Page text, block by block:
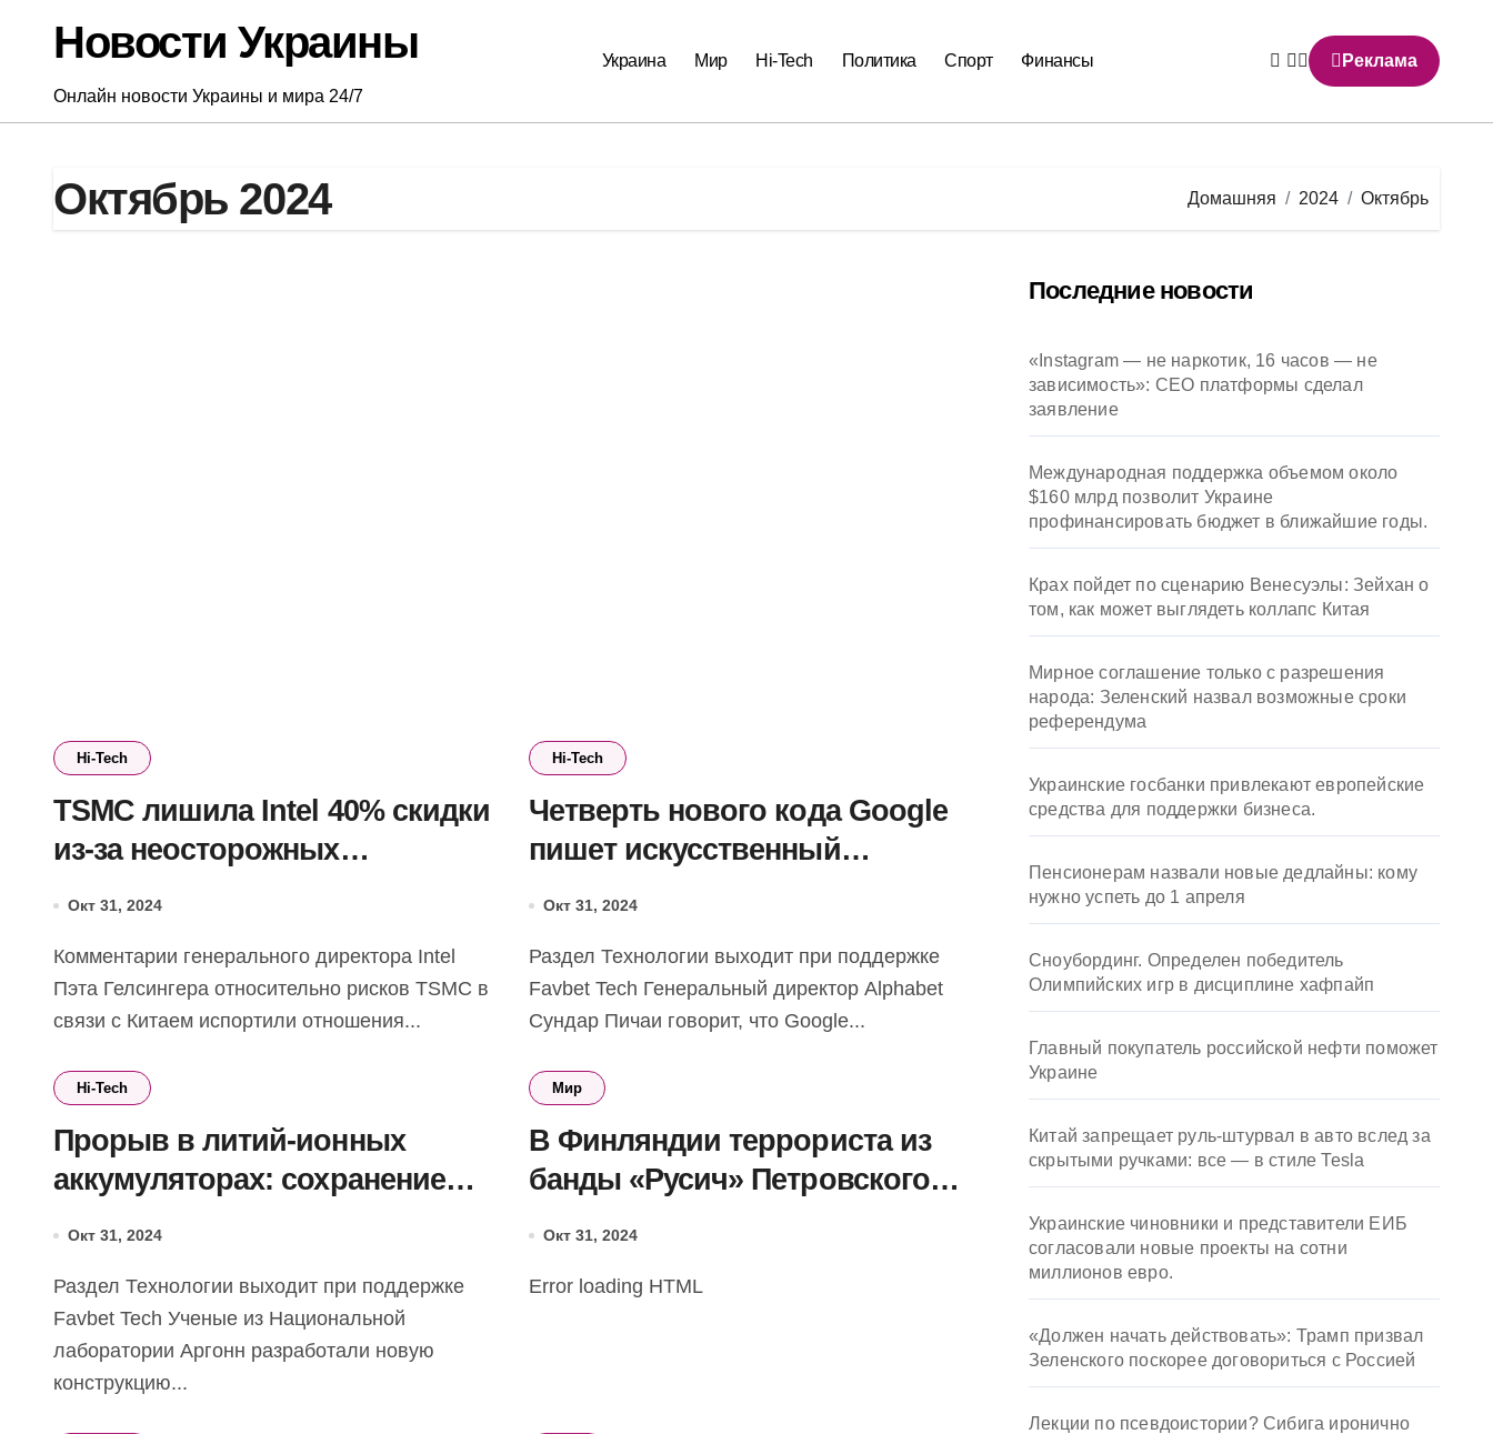
содержаниюНовости Украины
Онлайн новости Украины и мира 24/7
Украина Мир Hi-Tech Политика Спорт Финансы Реклама
Октябрь 2024 Домашняя 2024 Октябрь
Hi-Tech
TSMC лишила Intel 40% скидки
из-за неосторожных
Окт 31, 2024
Комментарии генерального директора Intel
Пэта Гелсингера относительно рисков TSMC в
связи с Китаем испортили отношения...
Hi-Tech
Четверть нового кода Google
пишет искусственный
Окт 31, 2024
Раздел Технологии выходит при поддержке
Favbet Tech Генеральный директор Alphabet
Сундар Пичаи говорит, что Google...
Hi-Tech
Прорыв в литий-ионных
аккумуляторах: сохранение
стоимость и повышенная
термостойкость
Окт 31, 2024
Раздел Технологии выходит при поддержке
Favbet Tech Ученые из Национальной
лаборатории Аргонн разработали новую
конструкцию...
Мир
В Финляндии террориста из
банды «Русич» Петровского
Окт 31, 2024
Error loading HTML
Последние новости
«Instagram — не наркотик, 16 часов — не
зависимость»: CEO платформы сделал
заявление
Международная поддержка объемом около
$160 млрд позволит Украине
профинансировать бюджет в ближайшие годы.
Крах пойдет по сценарию Венесуэлы: Зейхан о
том, как может выглядеть коллапс Китая
Мирное соглашение только с разрешения
народа: Зеленский назвал возможные сроки
референдума
Украинские госбанки привлекают европейские
средства для поддержки бизнеса.
Пенсионерам назвали новые дедлайны: кому
нужно успеть до 1 апреля
Сноубординг. Определен победитель
Олимпийских игр в дисциплине хафпайп
Главный покупатель российской нефти поможет
Украине
Китай запрещает руль-штурвал в авто вслед за
скрытыми ручками: все — в стиле Tesla
Украинские чиновники и представители ЕИБ
согласовали новые проекты на сотни
миллионов евро.
«Должен начать действовать»: Трамп призвал
Зеленского поскорее договориться с Россией
Лекции по псевдоистории? Сибига иронично